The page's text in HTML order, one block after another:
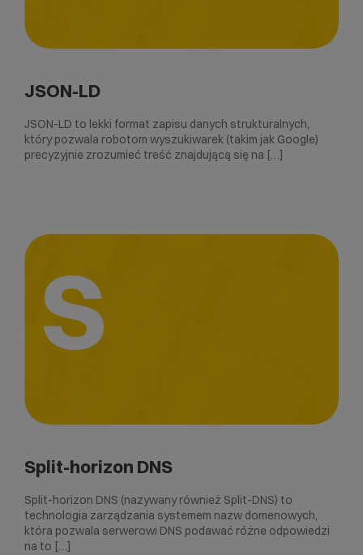
JSON-LD
JSON-LD to lekki format zapisu danych strukturalnych,
który pozwala robotom wyszukiwarek (takim jak Google)
precyzyjnie zrozumieć treść znajdującą się na […]
S
Split-horizon DNS
Split-horizon DNS (nazywany również Split-DNS) to
technologia zarządzania systemem nazw domenowych,
która pozwala serwerowi DNS podawać różne odpowiedzi
na to […]